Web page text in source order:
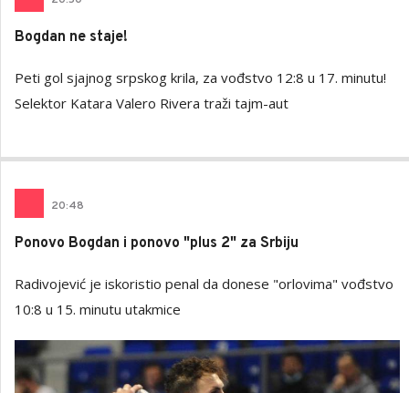
Bogdan ne staje!
Peti gol sjajnog srpskog krila, za vođstvo 12:8 u 17. minutu!
Selektor Katara Valero Rivera traži tajm-aut
20:48
Ponovo Bogdan i ponovo "plus 2" za Srbiju
Radivojević je iskoristio penal da donese "orlovima" vođstvo
10:8 u 15. minutu utakmice